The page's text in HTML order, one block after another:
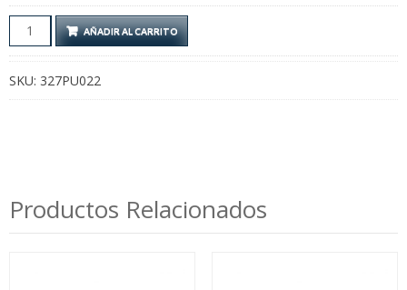
Pulsera
Corazon
Marinero
AÑADIR AL CARRITO
SKU: 327PU022
Productos Relacionados